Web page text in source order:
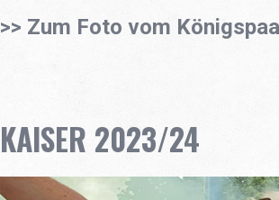
>> Zum Foto vom
KAISER 2023/24